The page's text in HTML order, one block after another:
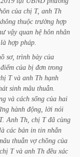
của chị T, anh Th
thuộc trường hợp
vậy quan hệ hôn nhân
là hợp pháp.
sơ, trình bày của
điểm của bị đơn trong
T và anh Th hạnh
sinh mâu thuẫn.
và cách sống của hai
hành động, lời nói
T. Anh Th, chị T đã cùng
là các bản in tin nhắn
thuẫn vợ chồng của
chị T và anh Th đều xác